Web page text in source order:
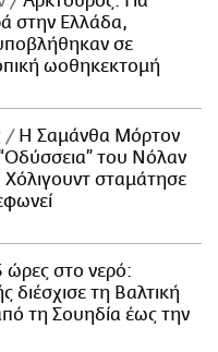
στην Ελλάδα,
σε
ωοθηκεκτομή
Η Σαμάνθα Μόρτον
του Νόλαν
Χόλιγουντ σταμάτησε
στο νερό:
διέσχισε τη Βαλτική
τη Σουηδία έως την